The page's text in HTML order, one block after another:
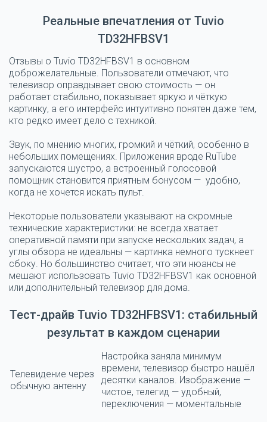
Реальные впечатления от Tuvio
TD32HFBSV1
Отзывы о Tuvio TD32HFBSV1 в основном
доброжелательные. Пользователи отмечают, что
телевизор оправдывает свою стоимость — он
работает стабильно, показывает яркую и чёткую
картинку, а его интерфейс интуитивно понятен даже тем,
кто редко имеет дело с техникой.
Звук, по мнению многих, громкий и чёткий, особенно в
небольших помещениях. Приложения вроде RuTube
запускаются шустро, а встроенный голосовой
помощник становится приятным бонусом — удобно,
когда не хочется искать пульт.
Некоторые пользователи указывают на скромные
технические характеристики: не всегда хватает
оперативной памяти при запуске нескольких задач, а
углы обзора не идеальны — картинка немного тускнеет
сбоку. Но большинство считает, что эти нюансы не
мешают использовать Tuvio TD32HFBSV1 как основной
или дополнительный телевизор для дома.
Тест-драйв Tuvio TD32HFBSV1: стабильный
результат в каждом сценарии
Телевидение через
обычную антенну
Настройка заняла минимум
времени, телевизор быстро нашёл
десятки каналов. Изображение —
чистое, телегид — удобный,
переключения — моментальные